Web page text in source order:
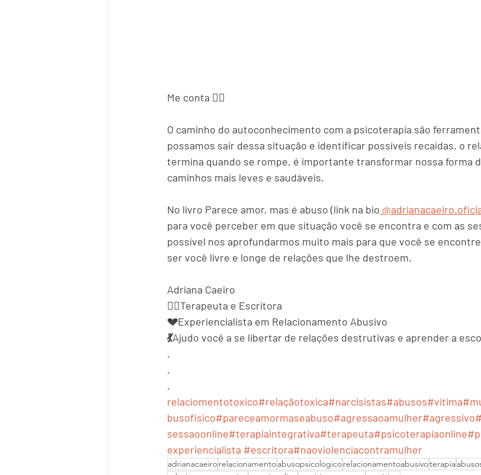
Me conta 👇🏻
O caminho do autoconhecimento com a psicoterapia são
possamos sair dessa situação e identificar possíveis recaídas, o
termina quando se rompe, é importante transformar nossa forma
caminhos mais leves e saudáveis.
No livro Parece amor, mas é abuso (link na bio
para você perceber em que situação você se encontra e com as
possível nos aprofundarmos muito mais para que você se
ser você livre e longe de relações que lhe destroem.
Adriana Caeiro
🙎‍♀️Terapeuta e Escritora
💔Experiencialista em Relacionamento Abusivo
💃Ajudo você a se libertar de relações destrutivas e aprender a
.
.
.
relaciomentotoxico#relaçãotoxica#narcisistas#abusos#vitima
busofisico#pareceamormaseabuso#agressaoamulher#agressivo
sessaoonline#terapiaintegrativa#terapeuta#psicoterapiaonline
experiencialista #escritora#naoviolenciacontramulher
adrianacaeirorelacionamentoabusopsicologicorelacionamentoabusivoterapia